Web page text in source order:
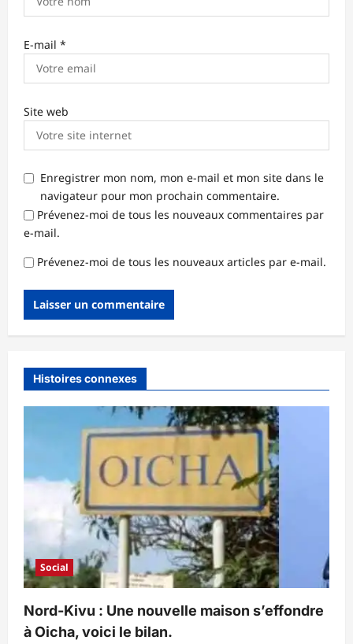
E-mail *
Site web
Enregistrer mon nom, mon e-mail et mon site dans le
navigateur pour mon prochain commentaire.
Prévenez-moi de tous les nouveaux commentaires par
e-mail.
Prévenez-moi de tous les nouveaux articles par e-mail.
Histoires connexes
Social
Nord-Kivu : Une nouvelle maison s’effondre
à Oicha, voici le bilan.